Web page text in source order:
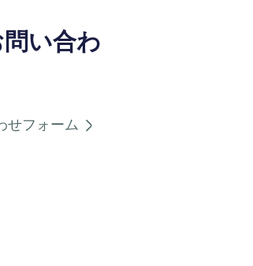
い合わ
せフォーム